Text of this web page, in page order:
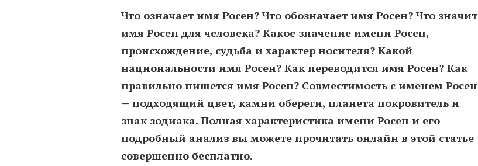
Что означает имя Росен? Что обозначает имя Росен? Что значит
имя Росен для человека? Какое значение имени Росен,
происхождение, судьба и характер носителя? Какой
национальности имя Росен? Как переводится имя Росен? Как
правильно пишется имя Росен? Совместимость c именем Росен
— подходящий цвет, камни обереги, планета покровитель и
знак зодиака. Полная характеристика имени Росен и его
подробный анализ вы можете прочитать онлайн в этой статье
совершенно бесплатно.